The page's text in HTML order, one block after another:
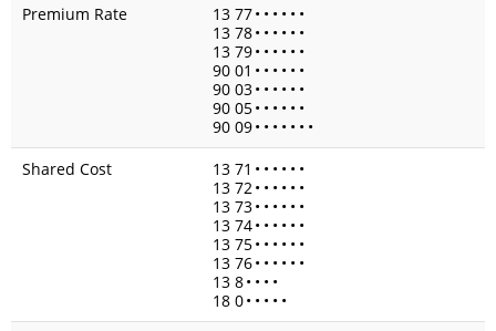
Premium Rate
13 77• • • • • •
13 78• • • • • •
13 79• • • • • •
90 01 • • • • • •
90 03• • • • • •
90 05• • • • • •
90 09• • • • • • •
Shared Cost
13 71 • • • • • •
13 72• • • • • •
13 73• • • • • •
13 74• • • • • •
13 75• • • • • •
13 76• • • • • •
13 8• • • •
18 0• • • • •